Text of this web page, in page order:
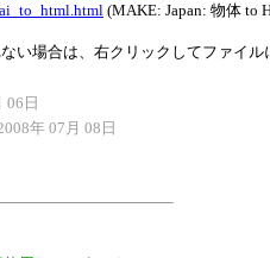
(MAKE: Japan: 物体 to
い場合は、右クリックしてファイ
06日
年 07月 08日